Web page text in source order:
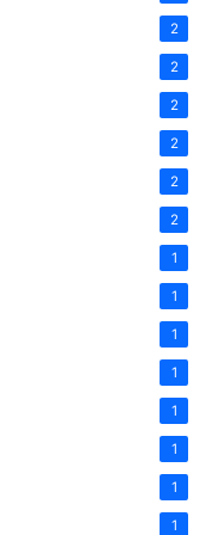
2
2
2
2
2
2
1
1
1
1
1
1
1
1